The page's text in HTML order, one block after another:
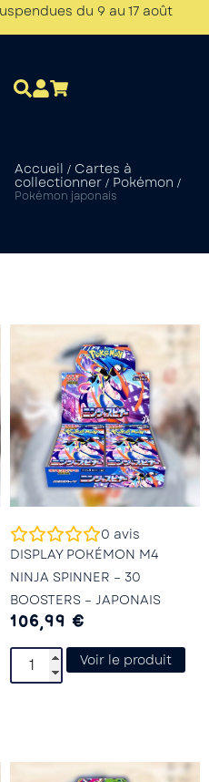
du 9 au 17 août
Accueil / Cartes à
collectionner / Pokémon /
Pokémon japonais
0 avis
DISPLAY POKÉMON M4
NINJA SPINNER – 30
BOOSTERS – JAPONAIS
106,99 €
Voir le produit